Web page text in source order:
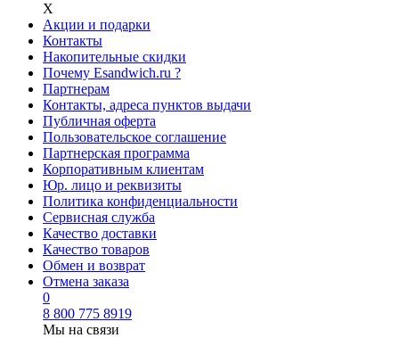
Х
Акции и подарки
Контакты
Накопительные скидки
Почему Esandwich.ru ?
Партнерам
Контакты, адреса пунктов выдачи
Публичная оферта
Пользовательское соглашение
Партнерская программа
Корпоративным клиентам
Юр. лицо и реквизиты
Политика конфиденциальности
Сервисная служба
Качество доставки
Качество товаров
Обмен и возврат
Отмена заказа
0
8 800 775 8919
Мы на связи